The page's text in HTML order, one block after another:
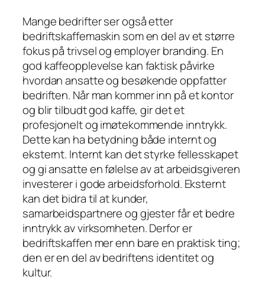
Mange bedrifter ser også etter
bedriftskaffemaskin som en del av et større
fokus på trivsel og employer branding. En
god kaffeopplevelse kan faktisk påvirke
hvordan ansatte og besøkende oppfatter
bedriften. Når man kommer inn på et kontor
og blir tilbudt god kaffe, gir det et
profesjonelt og imøtekommende inntrykk.
Dette kan ha betydning både internt og
eksternt. Internt kan det styrke fellesskapet
og gi ansatte en følelse av at arbeidsgiveren
investerer i gode arbeidsforhold. Eksternt
kan det bidra til at kunder,
samarbeidspartnere og gjester får et bedre
inntrykk av virksomheten. Derfor er
bedriftskaffen mer enn bare en praktisk ting;
den er en del av bedriftens identitet og
kultur.